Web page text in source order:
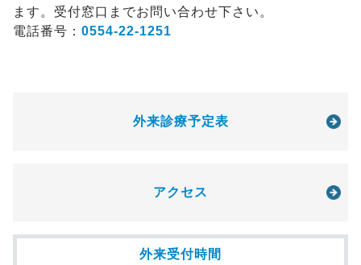
外来診療予定表
アクセス
外来受付時間
ます。受付窓口までお問い合わせ下さい。
電話番号： 0554-22-1251